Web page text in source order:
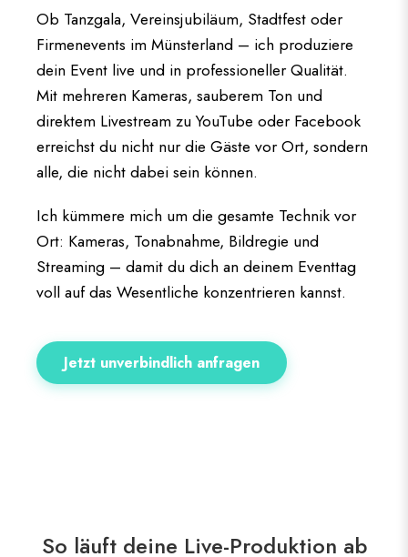
Ob Tanzgala, Vereinsjubiläum, Stadtfest oder
Firmenevents im Münsterland – ich produziere
dein Event live und in professioneller Qualität.
Mit mehreren Kameras, sauberem Ton und
direktem Livestream zu YouTube oder Facebook
erreichst du nicht nur die Gäste vor Ort, sondern
alle, die nicht dabei sein können.
Ich kümmere mich um die gesamte Technik vor
Ort: Kameras, Tonabnahme, Bildregie und
Streaming – damit du dich an deinem Eventtag
voll auf das Wesentliche konzentrieren kannst.
Jetzt unverbindlich anfragen
So läuft deine Live-Produktion ab